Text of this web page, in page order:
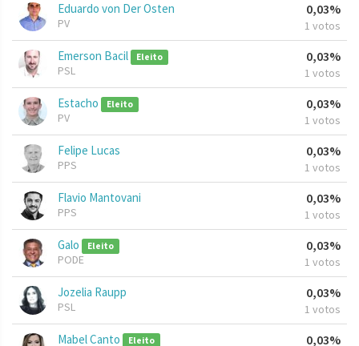
Eduardo von Der Osten
PV
0,03%
1 votos
Emerson Bacil Eleito
PSL
0,03%
1 votos
Estacho Eleito
PV
0,03%
1 votos
Felipe Lucas
PPS
0,03%
1 votos
Flavio Mantovani
PPS
0,03%
1 votos
Galo Eleito
PODE
0,03%
1 votos
Jozelia Raupp
PSL
0,03%
1 votos
Mabel Canto Eleito 0,03%